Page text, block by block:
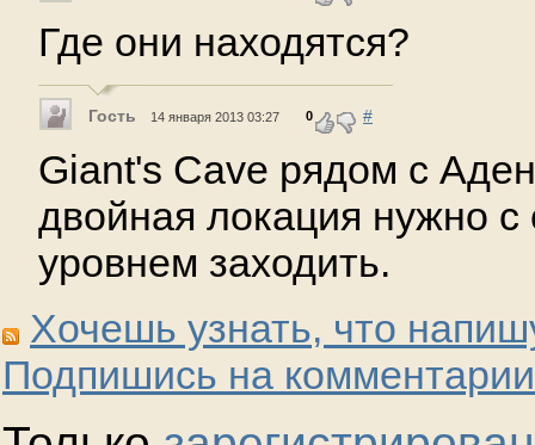
Где они находятся?
Гость 14 января 2013 03:27 0 #
Giant's Cave рядом с
двойная локация нужно
уровнем заходить.
Хочешь узнать, что
Подпишись на